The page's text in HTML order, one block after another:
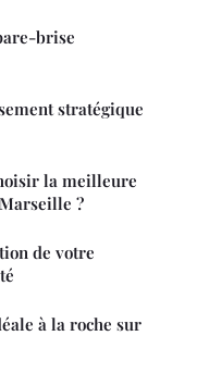
brise
stratégique
la meilleure
?
de votre
à la roche sur